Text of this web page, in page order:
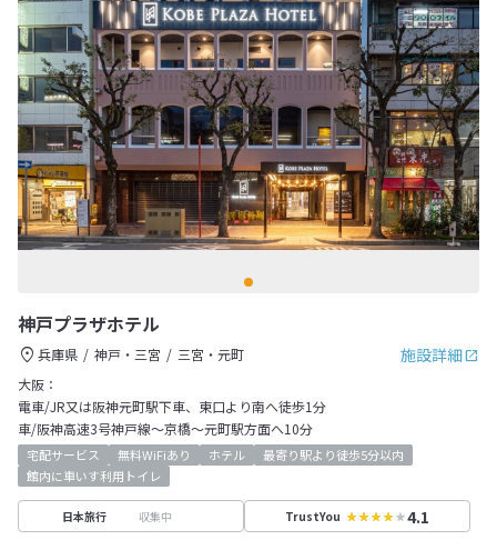
神戸プラザホテル
施設詳細
兵庫県 神戸・三宮
三宮・元町
大阪：
電車/JR又は阪神元町駅下車、東口より南へ徒歩1分
車/阪神高速3号神戸線～京橋～元町駅方面へ10分
宅配サービス 無料WiFiあり ホテル
最寄り駅より徒歩5分以内
館内に車いす利用トイレ
日本旅行 収集中 TrustYou 4.1